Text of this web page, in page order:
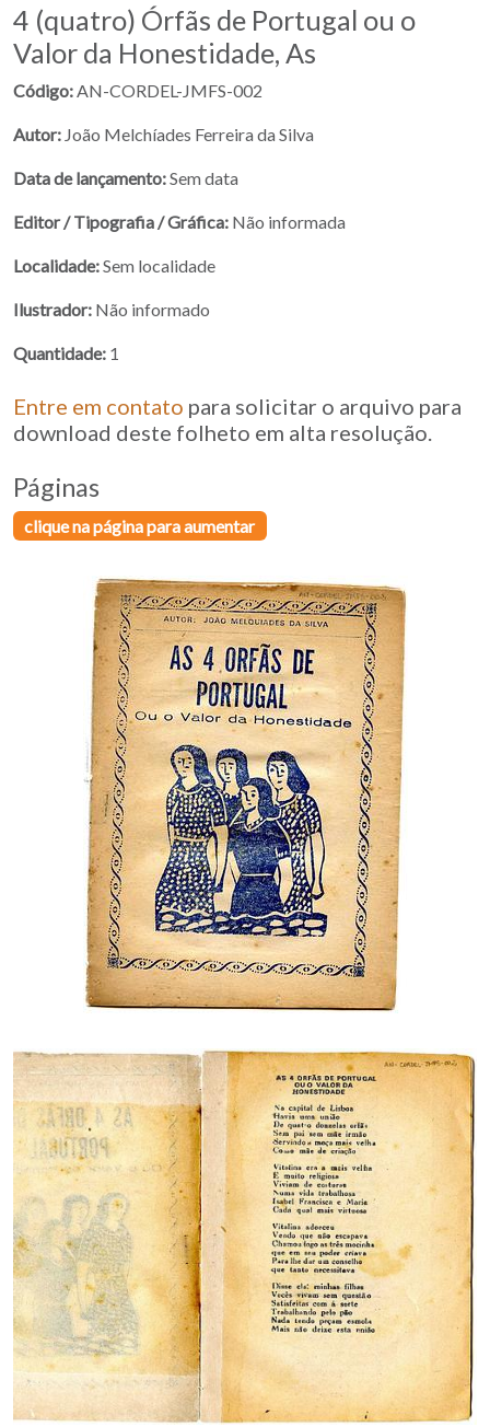
4 (quatro) Órfãs de Portugal ou o
Valor da Honestidade, As
Código:AN-CORDEL-JMFS-002
Autor: João Melchíades Ferreira da Silva
Data de lançamento:Sem data
Editor / Tipografia / Gráfica: Não informada
Localidade:Sem localidade
Ilustrador: Não informado
Quantidade: 1
Entre em contato para solicitar o arquivo para
download deste folheto em alta resolução.
Páginas
clique na página para aumentar